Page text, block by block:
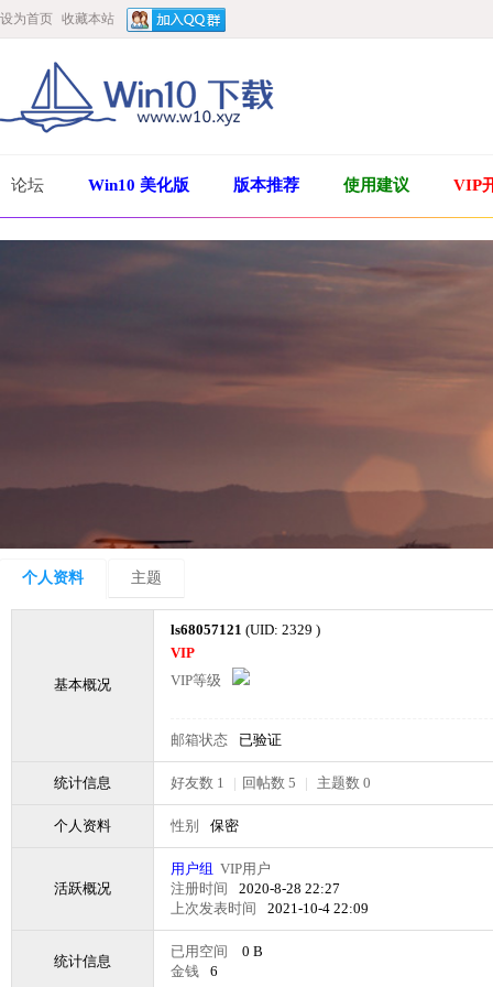
设为首页 收藏本站
论坛 Win10 美化版 版本推荐 使用建议 VIP
个人资料 主题
基本概况
ls68057121 (UID: 2329 )
VIP
VIP等级
邮箱状态 已验证
统计信息 好友数 1 | 回帖数 5 | 主题数 0
个人资料 性别 保密
活跃概况
用户组 VIP用户
注册时间
2020-8-28 22:27
上次发表时间
2021-10-4 22:09
统计信息
已用空间
0 B
金钱
6